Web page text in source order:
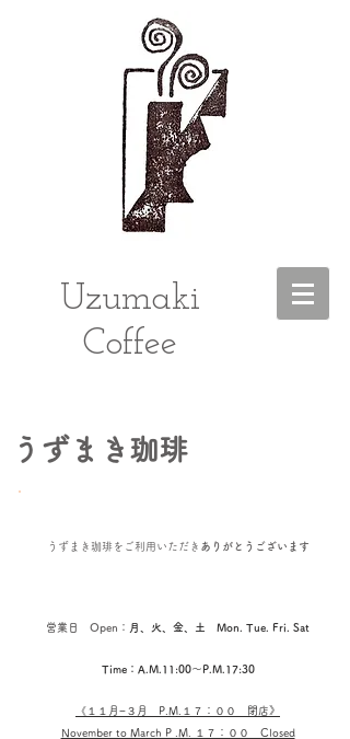
Uzumaki
Coffee
うずまき珈琲
うずまき珈琲を ご利用いただき ありがとうございます
営業日 Open： 月、火、金、土 Mon. Tue. Fri. Sat
Time：A.M.11:00〜P.M.17:30
《１１ 月−３月​ P.M.１７：００ 閉店 》
November to March P .M. １７：００ Closed